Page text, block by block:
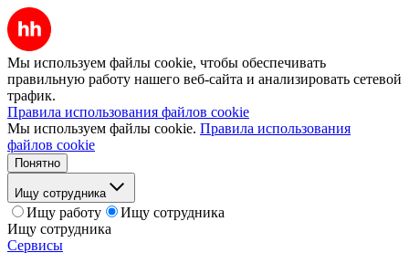
Мы используем файлы cookie, чтобы обеспечивать
правильную работу нашего веб-сайта и анализировать сетевой
трафик.
Правила использования файлов cookie
Мы используем файлы cookie. Правила использования
файлов cookie
Понятно
Ищу сотрудника
Ищу работу
Ищу сотрудника
Ищу сотрудника
Сервисы